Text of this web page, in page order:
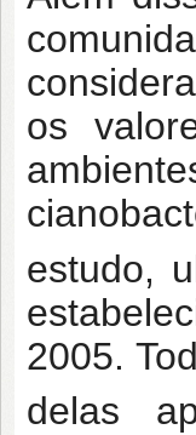
os
estudo,
2005.
delas